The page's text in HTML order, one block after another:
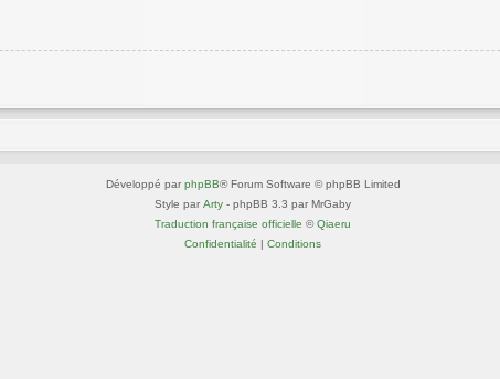
Développé par phpBB® Forum Software © phpBB Limited
Style par Arty - phpBB 3.3 par MrGaby
Traduction française officielle ©Qiaeru
Confidentialité | Conditions